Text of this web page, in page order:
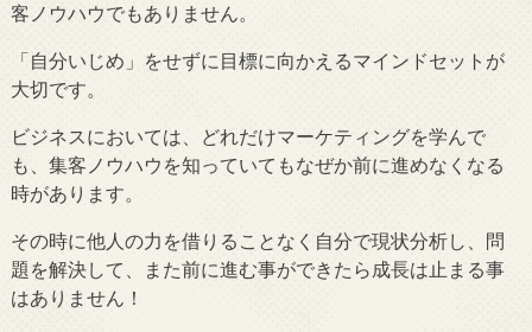
客ノウハウでもありません。
「自分いじめ」をせずに目標に向かえるマインドセットが
大切です。
ビジネスにおいては、どれだけマーケティングを学んで
も、集客ノウハウを知っていてもなぜか前に進めなくなる
時があります。
その時に他人の力を借りることなく自分で現状分析し、問
題を解決して、また前に進む事ができたら成長は止まる事
はありません！